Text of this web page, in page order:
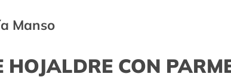
Manso
HOJALDRE CON